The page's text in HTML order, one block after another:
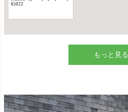
もっと見る